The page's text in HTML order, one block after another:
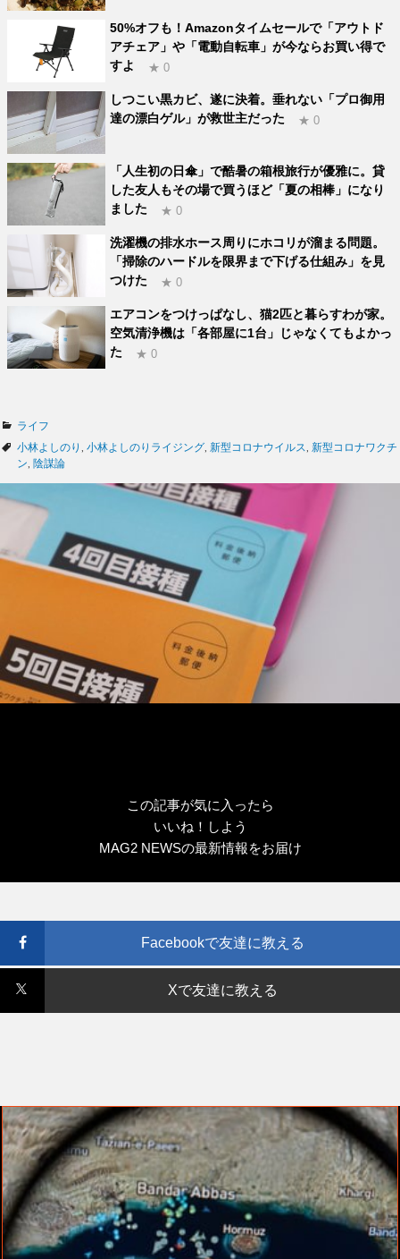
50%オフも！Amazonタイムセールで「アウトド
アチェア」や「電動自転車」が今ならお買い得で
すよ
★ 0
しつこい黒カビ、遂に決着。垂れない「プロ御用
達の漂白ゲル」が救世主だった
★ 0
「人生初の日傘」で酷暑の箱根旅行が優雅に。貸
した友人もその場で買うほど「夏の相棒」になり
ました
★ 0
洗濯機の排水ホース周りにホコリが溜まる問題。
「掃除のハードルを限界まで下げる仕組み」を見
つけた
★ 0
エアコンをつけっぱなし、猫2匹と暮らすわが家。
空気清浄機は「各部屋に1台」じゃなくてもよかっ
た
★ 0
カ
テ
ゴ
ライフ
タ
グ
小林よしのり 小林よしのりライジング 新型コロナウイルス
新型コロナワクチ
ン
陰謀論
この記事が気に入ったら
いいね！しよう
MAG2 NEWSの最新情報をお届け
Facebookで友達に教える
Xで友達に教える